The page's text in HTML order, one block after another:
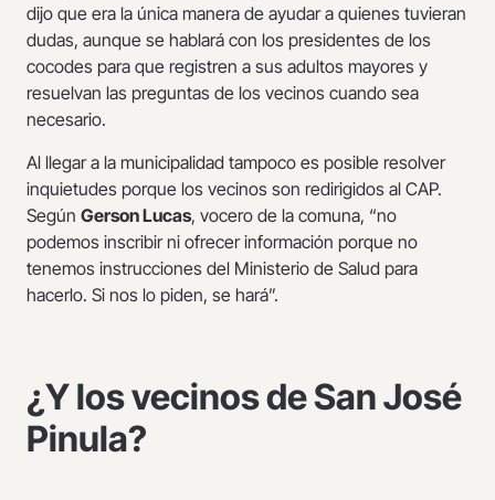
dijo que era la única manera de ayudar a quienes tuvieran
dudas, aunque se hablará con los presidentes de los
cocodes para que registren a sus adultos mayores y
resuelvan las preguntas de los vecinos cuando sea
necesario.
Al llegar a la municipalidad tampoco es posible resolver
inquietudes porque los vecinos son redirigidos al CAP.
Según Gerson Lucas, vocero de la comuna, “no
podemos inscribir ni ofrecer información porque no
tenemos instrucciones del Ministerio de Salud para
hacerlo. Si nos lo piden, se hará”.
¿Y los vecinos de San José
Pinula?